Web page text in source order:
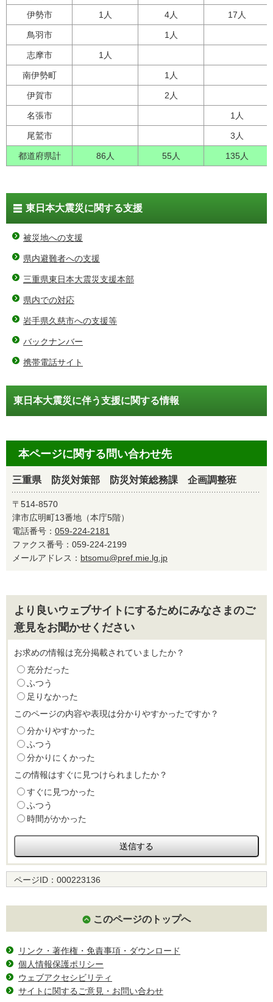
伊勢市 1人 4人 17人
鳥羽市 1人
志摩市 1人
南伊勢町 1人
伊賀市 2人
名張市 1人
尾鷲市 3人
都道府県計 86人 55人 135人
東日本大震災に関する支援
被災地への支援
県内避難者への支援
三重県東日本大震災支援本部
県内での対応
岩手県久慈市への支援等
バックナンバー
携帯電話サイト
東日本大震災に伴う支援に関する情報
本ページに関する問い合わせ先
三重県 防災対策部 防災対策総務課 企画調整班
〒514-8570
津市広明町13番地（本庁5階）
電話番号： 059-224-2181
ファクス番号：059-224-2199
メールアドレス： btsomu@pref.mie.lg.jp
より良いウェブサイトにするためにみなさまのご
意見をお聞かせください
お求めの情報は充分掲載されていましたか？
充分だった
ふつう
足りなかった
このページの内容や表現は分かりやすかったですか？
分かりやすかった
ふつう
分かりにくかった
この情報はすぐに見つけられましたか？
すぐに見つかった
ふつう
時間がかかった
ページID： 000223136
このページのトップへ
リンク・著作権・免責事項・ダウンロード
個人情報保護ポリシー
ウェブアクセシビリティ
サイトに関するご意見・お問い合わせ